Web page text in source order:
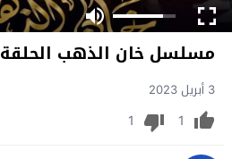
مسلسل خان الذهب الحلقة 12
3 أبريل 2023
1
1